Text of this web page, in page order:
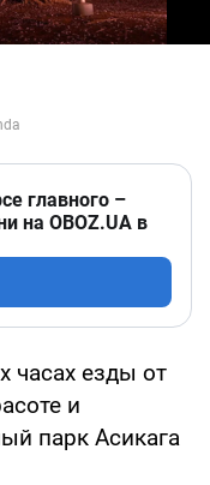
главного –
на OBOZ.UA в
часах езды от
и
парк Асикага